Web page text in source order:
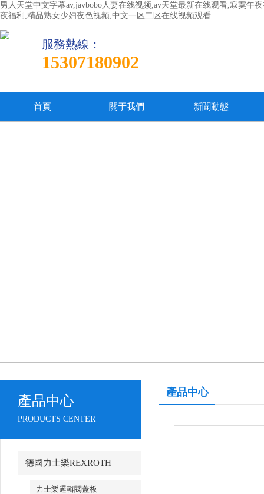
男人天堂中文字幕av,javbobo人妻在线视频,av天堂最新在线观看,寂寞
夜福利,精品熟女少妇夜色视频,中文一区二区在线视频观看
服務熱線：
15307180902
首頁 關于我們 新聞動態
產品中心
PRODUCTS CENTER
德國力士樂REXROTH
力士樂邏輯閥蓋板
產品中心